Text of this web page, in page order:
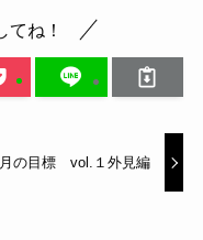
てね！
の目標 vol.１外見編